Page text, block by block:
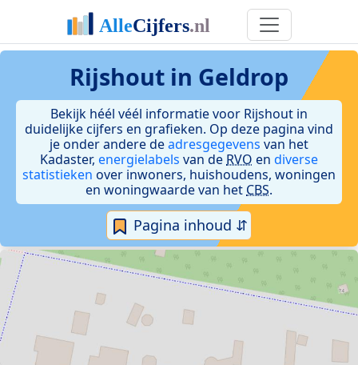
Rijshout in Geldrop
Bekijk héél véél informatie voor Rijshout in
duidelijke cijfers en grafieken. Op deze pagina vind
je onder andere deadresgegevens van het
Kadaster, energielabels van de RVO en diverse
statistieken over inwoners, huishoudens, woningen
en woningwaarde van het CBS.
Pagina inhoud ⇵